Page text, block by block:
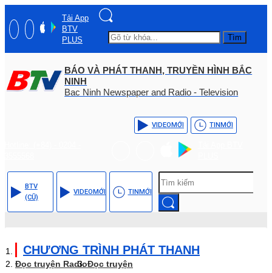
Tải App
BTV
PLUS
Tìm
BÁO VÀ PHÁT THANH, TRUYỀN HÌNH BẮC
NINH
Bac Ninh Newspaper and Radio - Television
VIDEOMỚI TINMỚI
BTV
(CŨ)
VIDEOMỚI TINMỚI
CHƯƠNG TRÌNH PHÁT THANH
Đọc truyện RadioĐọc truyện